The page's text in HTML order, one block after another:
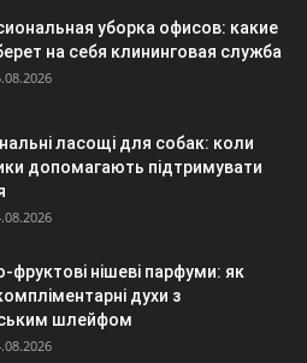
уборка офисов: какие
на себя клининговая служба
ласощі для собак: коли
допомагають підтримувати
фруктові нішеві парфуми: як
духи з
шлейфом